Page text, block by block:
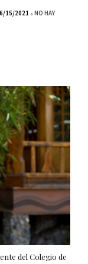
15/2021
NO HAY
del Colegio de